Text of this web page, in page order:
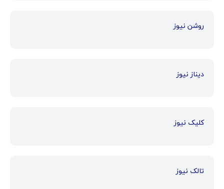
روشن نیوز
دیناز نیوز
کلیک نیوز
تالک نیوز